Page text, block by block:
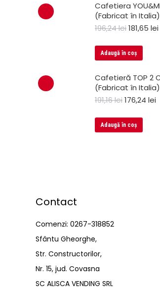
Cafetiera
(Fabricat în Italia)
196,24lei181,65 lei
Adaugă în coș
Cafetieră TOP 2
(Fabricat în Italia)
191,16lei176,24 lei
Adaugă în coș
Contact
Comenzi: 0267-318852
Sfântu Gheorghe,
Str. Constructorilor,
Nr. 15, jud. Covasna
SC ALISCA VENDING SRL